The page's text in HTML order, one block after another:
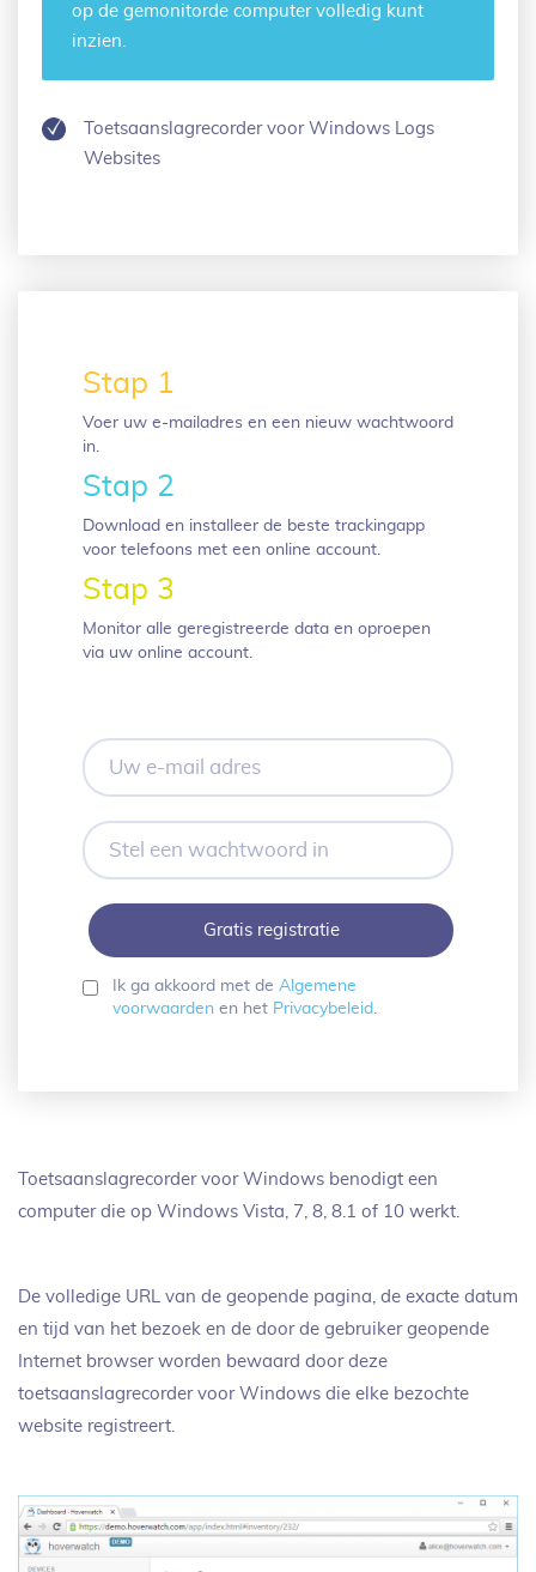
op de gemonitorde computer volledig kunt
inzien.
Toetsaanslagrecorder voor Windows Logs
Websites
Stap 1
Voer uw e-mailadres en een nieuw wachtwoord
in.
Stap 2
Download en installeer de beste trackingapp
voor telefoons met een online account.
Stap 3
Monitor alle geregistreerde data en oproepen
via uw online account.
Uw
e-
mail
adres
Stel
een
wachtwoord
in
Ik ga akkoord met de Algemene
voorwaardenen het Privacybeleid
Toetsaanslagrecorder voor Windows benodigt een
computer die op Windows Vista, 7, 8, 8.1 of 10 werkt.
De volledige URL van de geopende pagina, de exacte datum
en tijd van het bezoek en de door de gebruiker geopende
Internet browser worden bewaard door deze
toetsaanslagrecorder voor Windows die elke bezochte
website registreert.